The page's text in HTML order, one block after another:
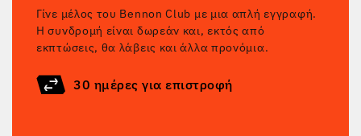
Γίνε μέλος του Bennon Club με μια απλή εγγραφή.
Η συνδρομή είναι δωρεάν και, εκτός από
εκπτώσεις, θα λάβεις και άλλα προνόμια.
30 ημέρες για επιστροφή